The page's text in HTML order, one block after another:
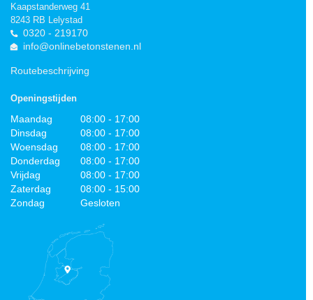
Kaapstanderweg 41
8243 RB Lelystad
0320 - 219170
info@onlinebetonstenen.nl
Routebeschrijving
Openingstijden
Maandag
08:00 - 17:00
Dinsdag
08:00 - 17:00
Woensdag
08:00 - 17:00
Donderdag
08:00 - 17:00
Vrijdag
08:00 - 17:00
Zaterdag
08:00 - 15:00
Zondag
Gesloten